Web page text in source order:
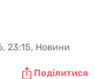
23:15, Новини
Поділитися